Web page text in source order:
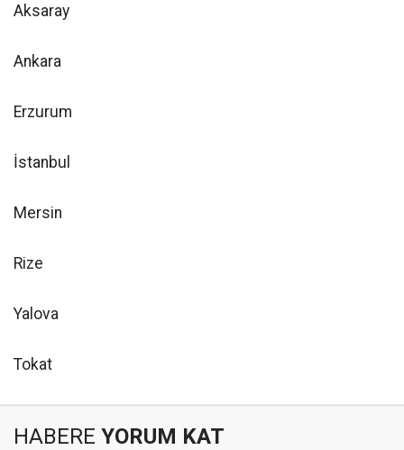
Aksaray
Ankara
Erzurum
İstanbul
Mersin
Rize
Yalova
Tokat
HABERE YORUM KAT